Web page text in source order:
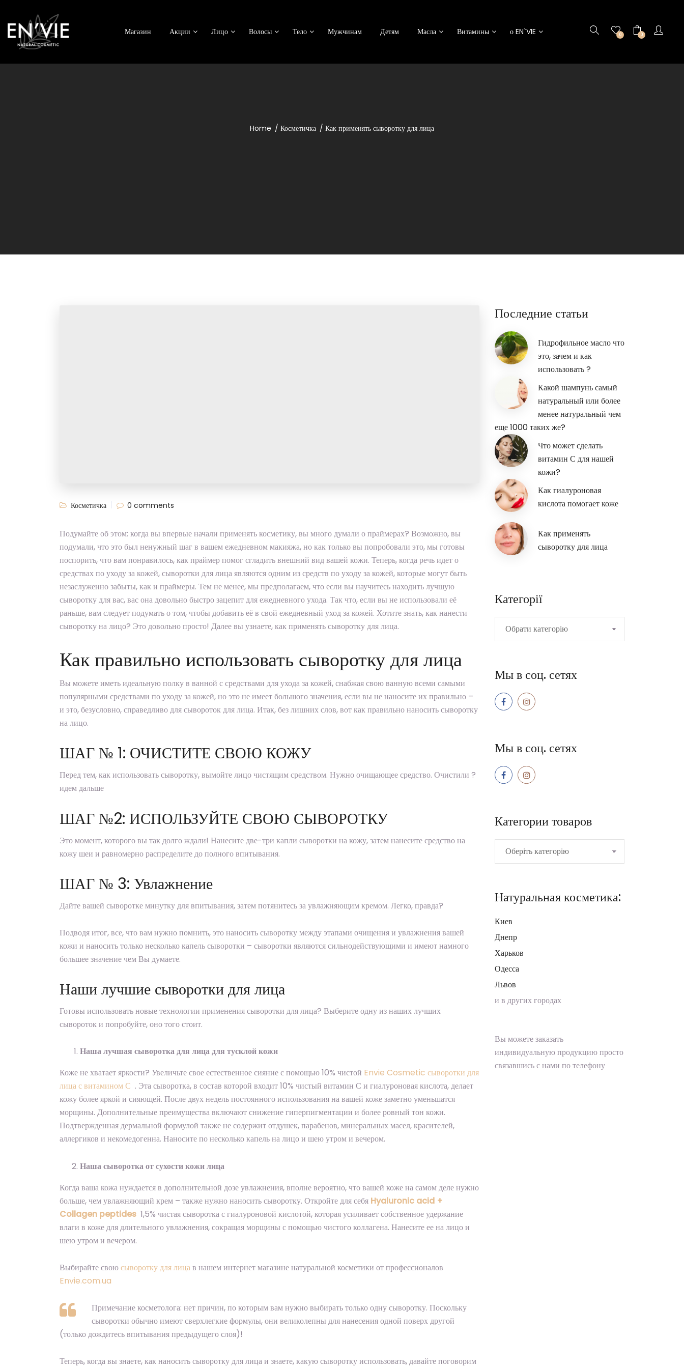
Магазин Акции Лицо Волосы Тело Мужчинам Детям Масла Витамины о EN`VIE 0 0
Home Косметичка Как применять сыворотку для лица
Косметичка 0 comments
Подумайте об этом: когда вы впервые начали применять косметику, вы много думали о праймерах? Возможно, вы
подумали, что это был ненужный шаг в вашем ежедневном макияжа, но как только вы попробовали это, мы готовы
поспорить, что вам понравилось, как праймер помог сгладить внешний вид вашей кожи. Теперь, когда речь идет о
средствах по уходу за кожей, сыворотки для лица являются одним из средств по уходу за кожей, которые могут быть
незаслуженно забыты, как и праймеры. Тем не менее, мы предполагаем, что если вы научитесь находить лучшую
сыворотку для вас, вас она довольно быстро зацепит для ежедневного ухода. Так что, если вы не использовали её
раньше, вам следует подумать о том, чтобы добавить её в свой ежедневный уход за кожей. Хотите знать, как нанести
сыворотку на лицо? Это довольно просто! Далее вы узнаете, как применять сыворотку для лица.
Как правильно использовать сыворотку для лица
Вы можете иметь идеальную полку в ванной с средствами для ухода за кожей, снабжая свою ванную всеми самыми
популярными средствами по уходу за кожей, но это не имеет большого значения, если вы не наносите их правильно –
и это, безусловно, справедливо для сывороток для лица. Итак, без лишних слов, вот как правильно наносить сыворотку
на лицо.
ШАГ № 1: ОЧИСТИТЕ СВОЮ КОЖУ
Перед тем, как использовать сыворотку, вымойте лицо чистящим средством. Нужно очищающее средство. Очистили ?
идем дальше
ШАГ №2: ИСПОЛЬЗУЙТЕ СВОЮ СЫВОРОТКУ
Это момент, которого вы так долго ждали! Нанесите две-три капли сыворотки на кожу, затем нанесите средство на
кожу шеи и равномерно распределите до полного впитывания.
ШАГ № 3: Увлажнение
Дайте вашей сыворотке минутку для впитывания, затем потянитесь за увлажняющим кремом. Легко, правда?
Подводя итог, все, что вам нужно помнить, это наносить сыворотку между этапами очищения и увлажнения вашей
кожи и наносить только несколько капель сыворотки – сыворотки являются сильнодействующими и имеют намного
большее значение чем Вы думаете.
Наши лучшие сыворотки для лица
Готовы использовать новые технологии применения сыворотки для лица? Выберите одну из наших лучших
сывороток и попробуйте, оно того стоит.
Наша лучшая сыворотка для лица для тусклой кожи
Коже не хватает яркости? Увеличьте свое естественное сияние с помощью 10% чистой Envie Cosmetic сыворотки для
лица с витамином С . Эта сыворотка, в состав которой входит 10% чистый витамин С и гиалуроновая кислота, делает
кожу более яркой и сияющей. После двух недель постоянного использования на вашей коже заметно уменьшатся
морщины. Дополнительные преимущества включают снижение гиперпигментации и более ровный тон кожи.
Подтвержденная дермальной формулой также не содержит отдушек, парабенов, минеральных масел, красителей,
аллергиков и некомедогенна. Наносите по несколько капель на лицо и шею утром и вечером.
Наша сыворотка от сухости кожи лица
Когда ваша кожа нуждается в дополнительной дозе увлажнения, вполне вероятно, что вашей коже на самом деле нужно
больше, чем увлажняющий крем – также нужно наносить сыворотку. Откройте для себя Hyaluronic acid +
Collagen peptides 1,5% чистая сыворотка с гиалуроновой кислотой, которая усиливает собственное удержание
влаги в коже для длительного увлажнения, сокращая морщины с помощью чистого коллагена. Нанесите ее на лицо и
шею утром и вечером.
Выбирайте своюсыворотку для лицав нашем интернет магазине натуральной косметики от профессионалов
Envie.com.ua
Примечание косметолога: нет причин, по которым вам нужно выбирать только одну сыворотку. Поскольку
сыворотки обычно имеют сверхлегкие формулы, они великолепны для нанесения одной поверх другой
(только дождитесь впитывания предыдущего слоя)!
Теперь, когда вы знаете, как наносить сыворотку для лица и знаете, какую сыворотку использовать, давайте поговорим
Последние статьи
Гидрофильное масло что
это, зачем и как
использовать ?
Какой шампунь самый
натуральный или более
менее натуральный чем
еще 1000 таких же?
Что может сделать
витамин С для нашей
кожи?
Как гиалуроновая
кислота помогает коже
Как применять
сыворотку для лица
Категорії
Мы в соц. сетях
Мы в соц. сетях
Категории товаров
Натуральная косметика:
Киев
Днепр
Харьков
Одесса
Львов
и в других городах
Вы можете заказать
индивидуальную продукцию просто
связавшись с нами по телефону